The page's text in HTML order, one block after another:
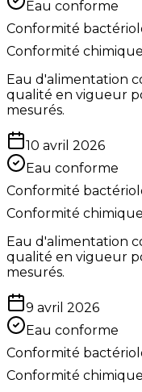
Eau conforme
Conformité
Conformité chimique
Eau d'alimentation
qualité en vigueur
mesurés.
10 avril 2026
Eau conforme
Conformité
Conformité chimique
Eau d'alimentation
qualité en vigueur
mesurés.
9 avril 2026
Eau conforme
Conformité
Conformité chimique